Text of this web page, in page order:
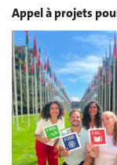
Appel à projets